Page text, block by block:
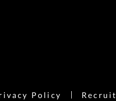
Policy Recruit